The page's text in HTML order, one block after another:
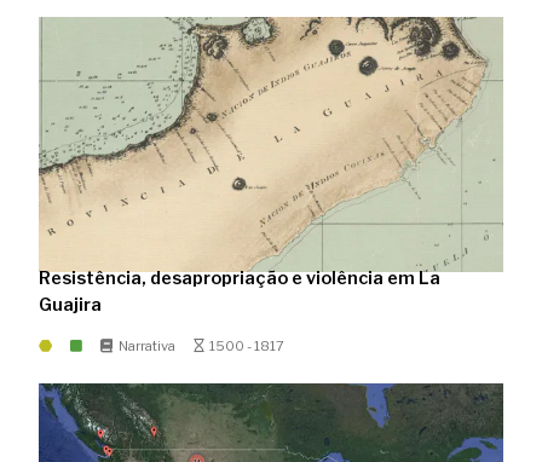
Resistência, desapropriação e violência em La
Guajira
Narrativa 1500 - 1817